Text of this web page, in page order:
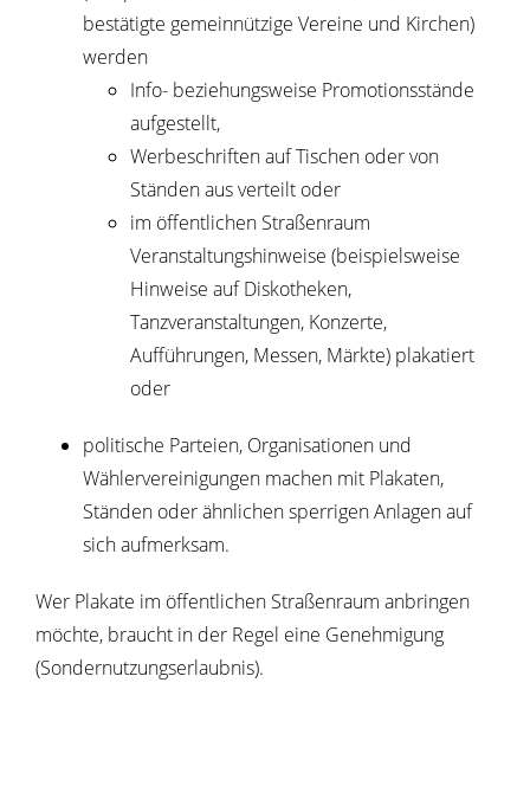
bestätigte gemeinnützige Vereine und Kirchen)
werden
Info- beziehungsweise Promotionsstände
aufgestellt,
Werbeschriften auf Tischen oder von
Ständen aus verteilt oder
im öffentlichen Straßenraum
Veranstaltungshinweise (beispielsweise
Hinweise auf Diskotheken,
Tanzveranstaltungen, Konzerte,
Aufführungen, Messen, Märkte) plakatiert
oder
politische Parteien, Organisationen und
Wählervereinigungen machen mit Plakaten,
Ständen oder ähnlichen sperrigen Anlagen auf
sich aufmerksam.
Wer Plakate im öffentlichen Straßenraum anbringen
möchte, braucht in der Regel eine Genehmigung
(Sondernutzungserlaubnis).